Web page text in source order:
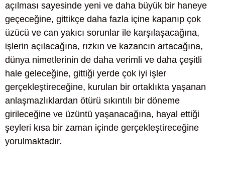
açılması sayesinde yeni ve daha büyük bir haneye
geçeceğine, gittikçe daha fazla içine kapanıp çok
üzücü ve can yakıcı sorunlar ile karşılaşacağına,
işlerin açılacağına, rızkın ve kazancın artacağına,
dünya nimetlerinin de daha verimli ve daha çeşitli
hale geleceğine, gittiği yerde çok iyi işler
gerçekleştireceğine, kurulan bir ortaklıkta yaşanan
anlaşmazlıklardan ötürü sıkıntılı bir döneme
girileceğine ve üzüntü yaşanacağına, hayal ettiği
şeyleri kısa bir zaman içinde gerçekleştireceğine
yorulmaktadır.